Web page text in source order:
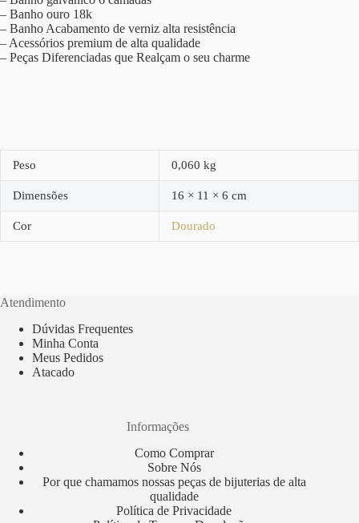
– Banho ouro 18k
– Banho Acabamento de verniz alta resistência
– Acessórios premium de alta qualidade
– Peças Diferenciadas que Realçam o seu charme
Peso 0,060 kg
Dimensões 16 × 11 × 6 cm
Cor Dourado
Atendimento
Dúvidas Frequentes
Minha Conta
Meus Pedidos
Atacado
Informações
Como Comprar
Sobre Nós
Por que chamamos nossas peças de bijuterias de alta
qualidade
Política de Privacidade